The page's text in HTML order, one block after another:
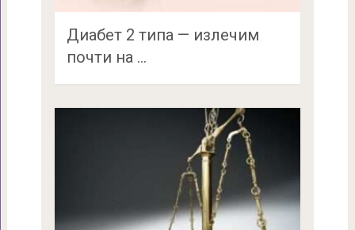
Диабет 2 типа — излечим
почти на …